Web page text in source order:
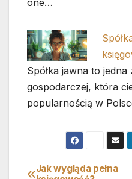
Spółka jawna to
gospodarczej, która
popularnością w
Jak wygląda pełna